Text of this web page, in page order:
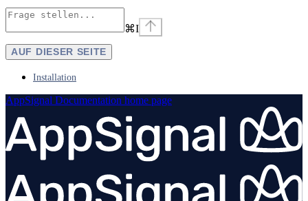
⌘I
AUF DIESER SEITE
Installation
AppSignal Documentation home page